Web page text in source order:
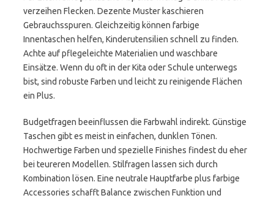
verzeihen Flecken. Dezente Muster kaschieren
Gebrauchsspuren. Gleichzeitig können farbige
Innentaschen helfen, Kinderutensilien schnell zu finden.
Achte auf pflegeleichte Materialien und waschbare
Einsätze. Wenn du oft in der Kita oder Schule unterwegs
bist, sind robuste Farben und leicht zu reinigende Flächen
ein Plus.
Budgetfragen beeinflussen die Farbwahl indirekt. Günstige
Taschen gibt es meist in einfachen, dunklen Tönen.
Hochwertige Farben und spezielle Finishes findest du eher
bei teureren Modellen. Stilfragen lassen sich durch
Kombination lösen. Eine neutrale Hauptfarbe plus farbige
Accessories schafft Balance zwischen Funktion und